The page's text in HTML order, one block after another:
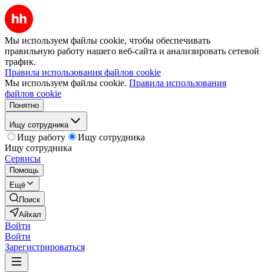
Мы используем файлы cookie, чтобы обеспечивать
правильную работу нашего веб-сайта и анализировать сетевой
трафик.
Правила использования файлов cookie
Мы используем файлы cookie. Правила использования
файлов cookie
Понятно
Ищу сотрудника
Ищу работу
Ищу сотрудника
Ищу сотрудника
Сервисы
Помощь
Ещё
Поиск
Айхал
Войти
Войти
Зарегистрироваться